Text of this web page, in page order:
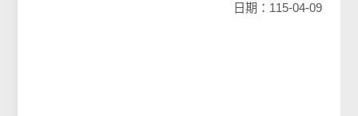
日期：115-04-09